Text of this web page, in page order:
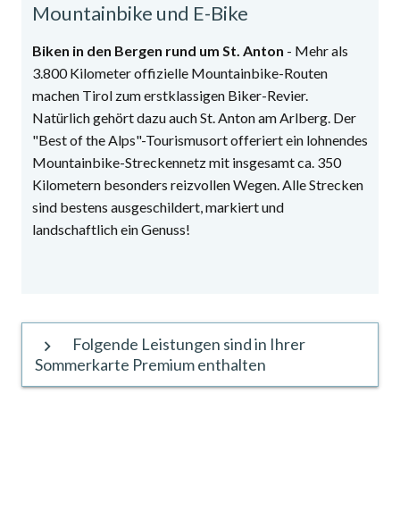
Mountainbike und E-Bike
Biken in den Bergen rund um St. Anton - Mehr als
3.800 Kilometer offizielle Mountainbike-Routen
machen Tirol zum erstklassigen Biker-Revier.
Natürlich gehört dazu auch St. Anton am Arlberg. Der
"Best of the Alps"-Tourismusort offeriert ein lohnendes
Mountainbike-Streckennetz mit insgesamt ca. 350
Kilometern besonders reizvollen Wegen. Alle Strecken
sind bestens ausgeschildert, markiert und
landschaftlich ein Genuss!
keyboard_arrow_right
Folgende Leistungen sind in Ihrer
Sommerkarte Premium enthalten